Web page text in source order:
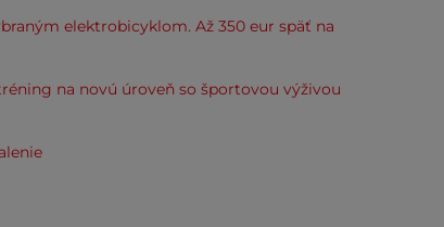
elektrobicyklom. Až 350 eur späť na
na novú úroveň so športovou výživou